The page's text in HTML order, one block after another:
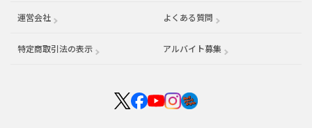
運営会社 （別ウィンドウで開く） よくある質問
特定商取引法の表示 アルバイト募集 （別ウィンドウで開く